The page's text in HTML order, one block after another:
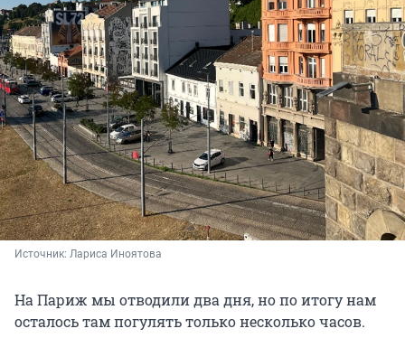
Источник: Лариса Иноятова
На Париж мы отводили два дня, но по итогу нам
осталось там погулять только несколько часов.